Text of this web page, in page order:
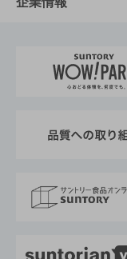
地域情報
サントリーサン
サントリーが
企業概要
採用情報